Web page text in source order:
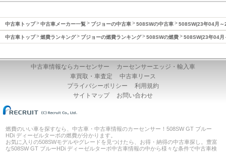
中古車トップ 中古車メーカー一覧 プジョーの中古車 508SWの中古車 508SW(23年04月～
中古車トップ 燃費ランキング プジョーの燃費ランキング 508SWの燃費 508SW(23年04月
中古車情報ならカーセンサー
カーセンサーエッジ・輸入車
車買取・車査定
中古車リース
プライバシーポリシー
利用規約
サイトマップ
お問い合わせ
燃費のいい車を探すなら、中古車・中古車情報のカーセンサー！508SW GT ブルー
HDi ディーゼルターボの燃費が分かります。
お気に入りの508SWモデルやグレードを見つけたら、お得・納得の中古車探し。豊富
な508SW GT ブルーHDi ディーゼルターボ中古車情報の中から様々な条件で中古車検